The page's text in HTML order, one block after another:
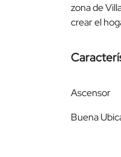
zona de
crear el
Ascensor
Buena